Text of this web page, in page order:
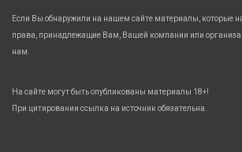
Если Вы обнаружили на нашем сайте материалы, которые
права, принадлежащие Вам, Вашей компании или
нам.
На сайте могут быть опубликованы материалы 18+!
При цитировании ссылка на источник обязательна.